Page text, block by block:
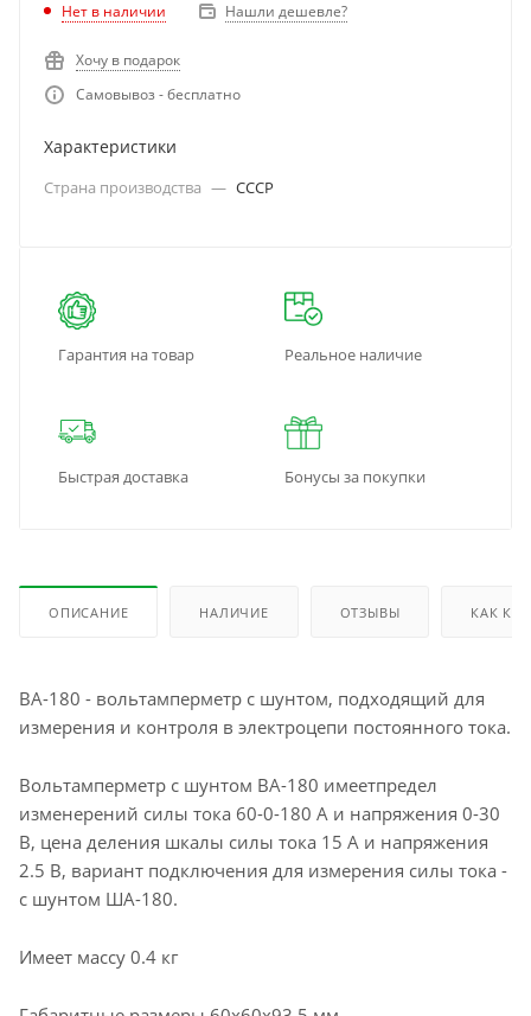
Нет в наличии Нашли дешевле?
Хочу в подарок
Самовывоз - бесплатно
Характеристики
Страна производства — СССР
Гарантия на товар Реальное наличие
Быстрая доставка Бонусы за покупки
ОПИСАНИЕ НАЛИЧИЕ ОТЗЫВЫ КАК
ВА-180 - вольтамперметр с шунтом, подходящий для
измерения и контроля в электроцепи постоянного тока.
Вольтамперметр с шунтом ВА-180 имеетпредел
изменерений силы тока 60-0-180 А и напряжения 0-30
В, цена деления шкалы силы тока 15 А и напряжения
2.5 В, вариант подключения для измерения силы тока -
с шунтом ША-180.
Имеет массу 0.4 кг